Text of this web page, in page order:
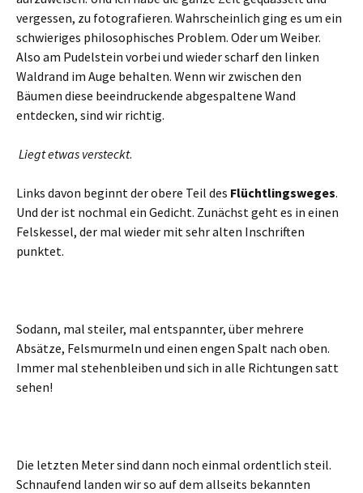
vergessen, zu fotografieren. Wahrscheinlich ging es um ein
schwieriges philosophisches Problem. Oder um Weiber.
Also am Pudelstein vorbei und wieder scharf den linken
Waldrand im Auge behalten. Wenn wir zwischen den
Bäumen diese beeindruckende abgespaltene Wand
entdecken, sind wir richtig.
Liegt etwas versteckt.
Links davon beginnt der obere Teil des Flüchtlingsweges.
Und der ist nochmal ein Gedicht. Zunächst geht es in einen
Felskessel, der mal wieder mit sehr alten Inschriften
punktet.
Sodann, mal steiler, mal entspannter, über mehrere
Absätze, Felsmurmeln und einen engen Spalt nach oben.
Immer mal stehenbleiben und sich in alle Richtungen satt
sehen!
Die letzten Meter sind dann noch einmal ordentlich steil.
Schnaufend landen wir so auf dem allseits bekannten